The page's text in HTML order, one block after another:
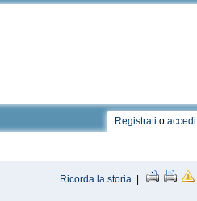
Registrati o accedi
Ricorda la storia |